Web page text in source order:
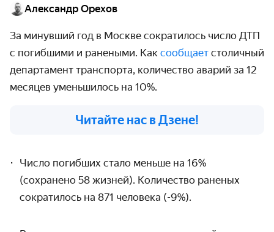
Александр Орехов
За минувший год в Москве сократилось число ДТП
с погибшими и ранеными. Как сообщает столичный
департамент транспорта, количество аварий за 12
месяцев уменьшилось на 10%.
Читайте нас в Дзене!
Число погибших стало меньше на 16%
(сохранено 58 жизней). Количество раненых
сократилось на 871 человека (-9%).